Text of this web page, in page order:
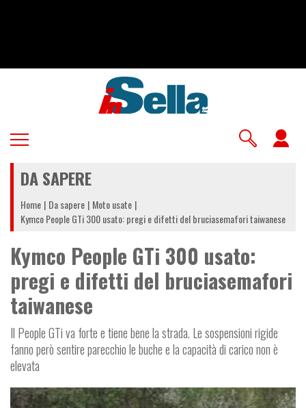
DA SAPERE
Home Da sapere Moto usate
Kymco People GTi 300 usato: pregi e difetti del bruciasemafori taiwanese
Kymco People GTi 300 usato:
pregi e difetti del bruciasemafori
taiwanese
Il People GTi va forte e tiene bene la strada. Le sospensioni rigide
fanno però sentire parecchio le buche e la capacità di carico non è
elevata